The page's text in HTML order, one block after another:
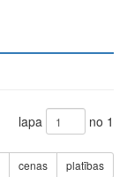
lapa no 1
cenas platības